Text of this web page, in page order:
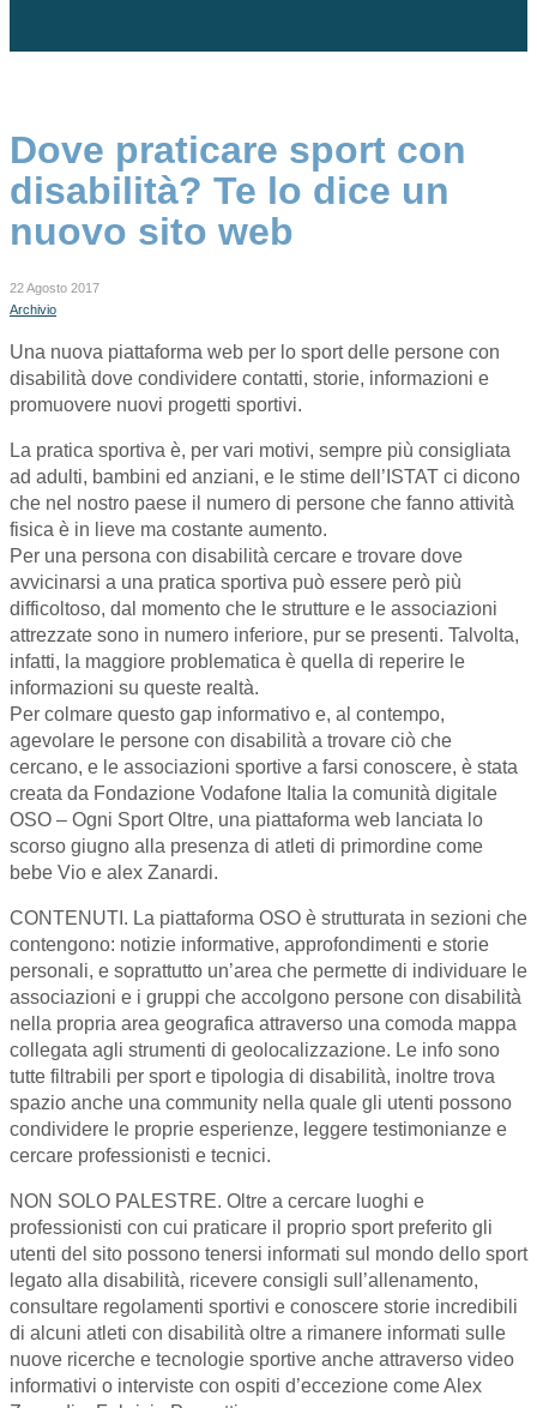
Dove praticare sport con
disabilità? Te lo dice un
nuovo sito web
22 Agosto 2017
Archivio
Una nuova piattaforma web per lo sport delle persone con
disabilità dove condividere contatti, storie, informazioni e
promuovere nuovi progetti sportivi.
La pratica sportiva è, per vari motivi, sempre più consigliata
ad adulti, bambini ed anziani, e le stime dell’ISTAT ci dicono
che nel nostro paese il numero di persone che fanno attività
fisica è in lieve ma costante aumento.
Per una persona con disabilità cercare e trovare dove
avvicinarsi a una pratica sportiva può essere però più
difficoltoso, dal momento che le strutture e le associazioni
attrezzate sono in numero inferiore, pur se presenti. Talvolta,
infatti, la maggiore problematica è quella di reperire le
informazioni su queste realtà.
Per colmare questo gap informativo e, al contempo,
agevolare le persone con disabilità a trovare ciò che
cercano, e le associazioni sportive a farsi conoscere, è stata
creata da Fondazione Vodafone Italia la comunità digitale
OSO – Ogni Sport Oltre, una piattaforma web lanciata lo
scorso giugno alla presenza di atleti di primordine come
bebe Vio e alex Zanardi.
CONTENUTI. La piattaforma OSO è strutturata in sezioni che
contengono: notizie informative, approfondimenti e storie
personali, e soprattutto un’area che permette di individuare le
associazioni e i gruppi che accolgono persone con disabilità
nella propria area geografica attraverso una comoda mappa
collegata agli strumenti di geolocalizzazione. Le info sono
tutte filtrabili per sport e tipologia di disabilità, inoltre trova
spazio anche una community nella quale gli utenti possono
condividere le proprie esperienze, leggere testimonianze e
cercare professionisti e tecnici.
NON SOLO PALESTRE. Oltre a cercare luoghi e
professionisti con cui praticare il proprio sport preferito gli
utenti del sito possono tenersi informati sul mondo dello sport
legato alla disabilità, ricevere consigli sull’allenamento,
consultare regolamenti sportivi e conoscere storie incredibili
di alcuni atleti con disabilità oltre a rimanere informati sulle
nuove ricerche e tecnologie sportive anche attraverso video
informativi o interviste con ospiti d’eccezione come Alex